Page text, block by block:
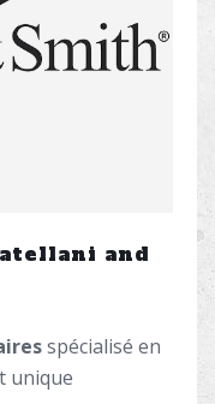
and
spécialisé en
unique